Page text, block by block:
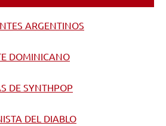
ARGENTINOS
DOMINICANO
DE SYNTHPOP
DEL DIABLO